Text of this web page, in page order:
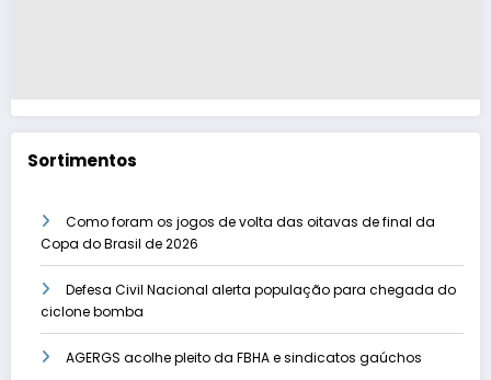
Sortimentos
Como foram os jogos de volta das oitavas de final da
Copa do Brasil de 2026
Defesa Civil Nacional alerta população para chegada do
ciclone bomba
AGERGS acolhe pleito da FBHA e sindicatos gaúchos